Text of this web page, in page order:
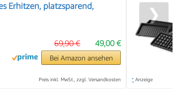
Erhitzen, platzsparend,
49,00 €
69,90 €
Bei Amazon ansehen
Preis inkl. MwSt., zzgl. Versandkosten * Anzeige
❯